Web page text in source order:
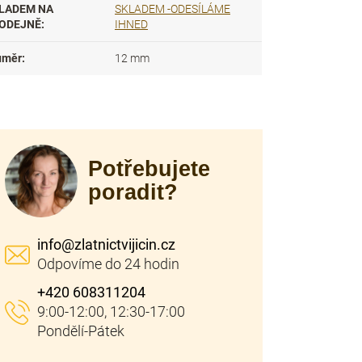
NA
:
SKLADEM -ODESÍLÁME
IHNED
: 12 mm
Potřebujete
poradit?
info@zlatnictvijicin.cz
+420 608311204